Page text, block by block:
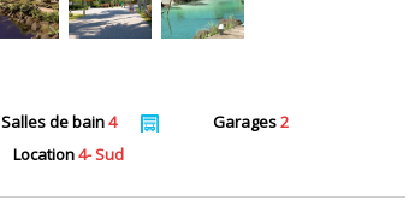
Salles de bain4 Garages2
Location4- Sud